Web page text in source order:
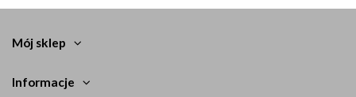
Mój sklep
Informacje